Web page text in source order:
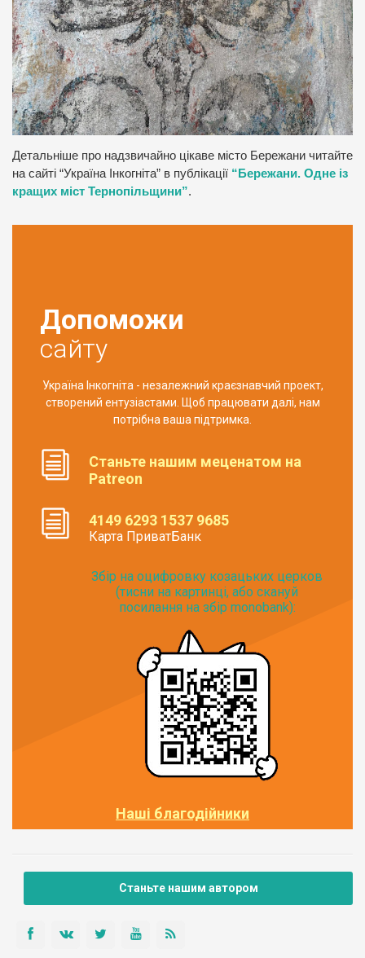
Детальніше про надзвичайно цікаве місто Бережани читайте
на сайті “Україна Інкогніта” в публікації “Бережани. Одне із
кращих міст Тернопільщини”.
Допоможи
сайту
Україна Інкогніта - незалежний краєзнавчий проект,
створений ентузіастами. Щоб працювати далі, нам
потрібна ваша підтримка.
Станьте нашим меценатом на
Patreon
4149 6293 1537 9685
Карта ПриватБанк
Збір на оцифровку козацьких церков
(тисни на картинці, або скануй
посилання на збір monobank):
Наші благодійники
Станьте нашим автором